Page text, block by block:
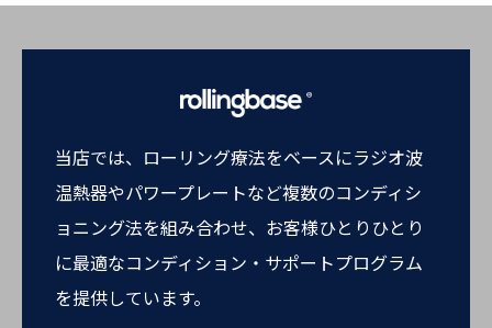
当店では、ローリング療法をベースにラジオ波
温熱器やパワープレートなど複数のコンディシ
ョニング法を組み合わせ、お客様ひとりひとり
に最適なコンディション・サポートプログラム
を提供しています。